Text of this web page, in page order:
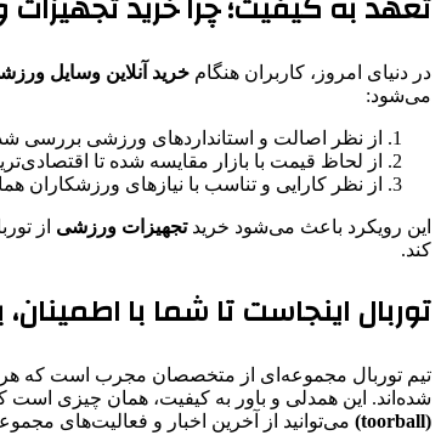
در دنیای امروز، کاربران هنگام خرید آنلاین وسایل
می‌شود:
از نظر اصالت و استانداردهای ورزشی بررسی
از لحاظ قیمت با بازار مقایسه شده تا
از نظر کارایی و تناسب با نیازهای ورزشکاران
این رویکرد باعث می‌شود خریدتجهیزات ورزشی از
کند.
توربال اینجاست تا شما با
تیم توربال مجموعه‌ای از متخصصان مجرب است که هر
شده‌اند. این همدلی و باور به کیفیت، همان چیزی است
(toorball)
می‌توانید از آخرین اخبار و فعالیت‌های